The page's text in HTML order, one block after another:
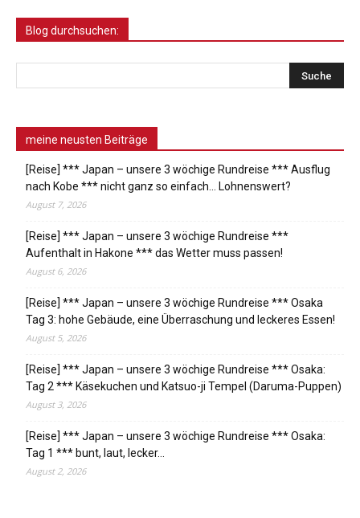
Blog durchsuchen:
meine neusten Beiträge
[Reise] *** Japan – unsere 3 wöchige Rundreise *** Ausflug
nach Kobe *** nicht ganz so einfach… Lohnenswert?
August 7, 2026
[Reise] *** Japan – unsere 3 wöchige Rundreise ***
Aufenthalt in Hakone *** das Wetter muss passen!
August 6, 2026
[Reise] *** Japan – unsere 3 wöchige Rundreise *** Osaka
Tag 3: hohe Gebäude, eine Überraschung und leckeres Essen!
August 5, 2026
[Reise] *** Japan – unsere 3 wöchige Rundreise *** Osaka:
Tag 2 *** Käsekuchen und Katsuo-ji Tempel (Daruma-Puppen)
August 3, 2026
[Reise] *** Japan – unsere 3 wöchige Rundreise *** Osaka:
Tag 1 *** bunt, laut, lecker…
August 2, 2026